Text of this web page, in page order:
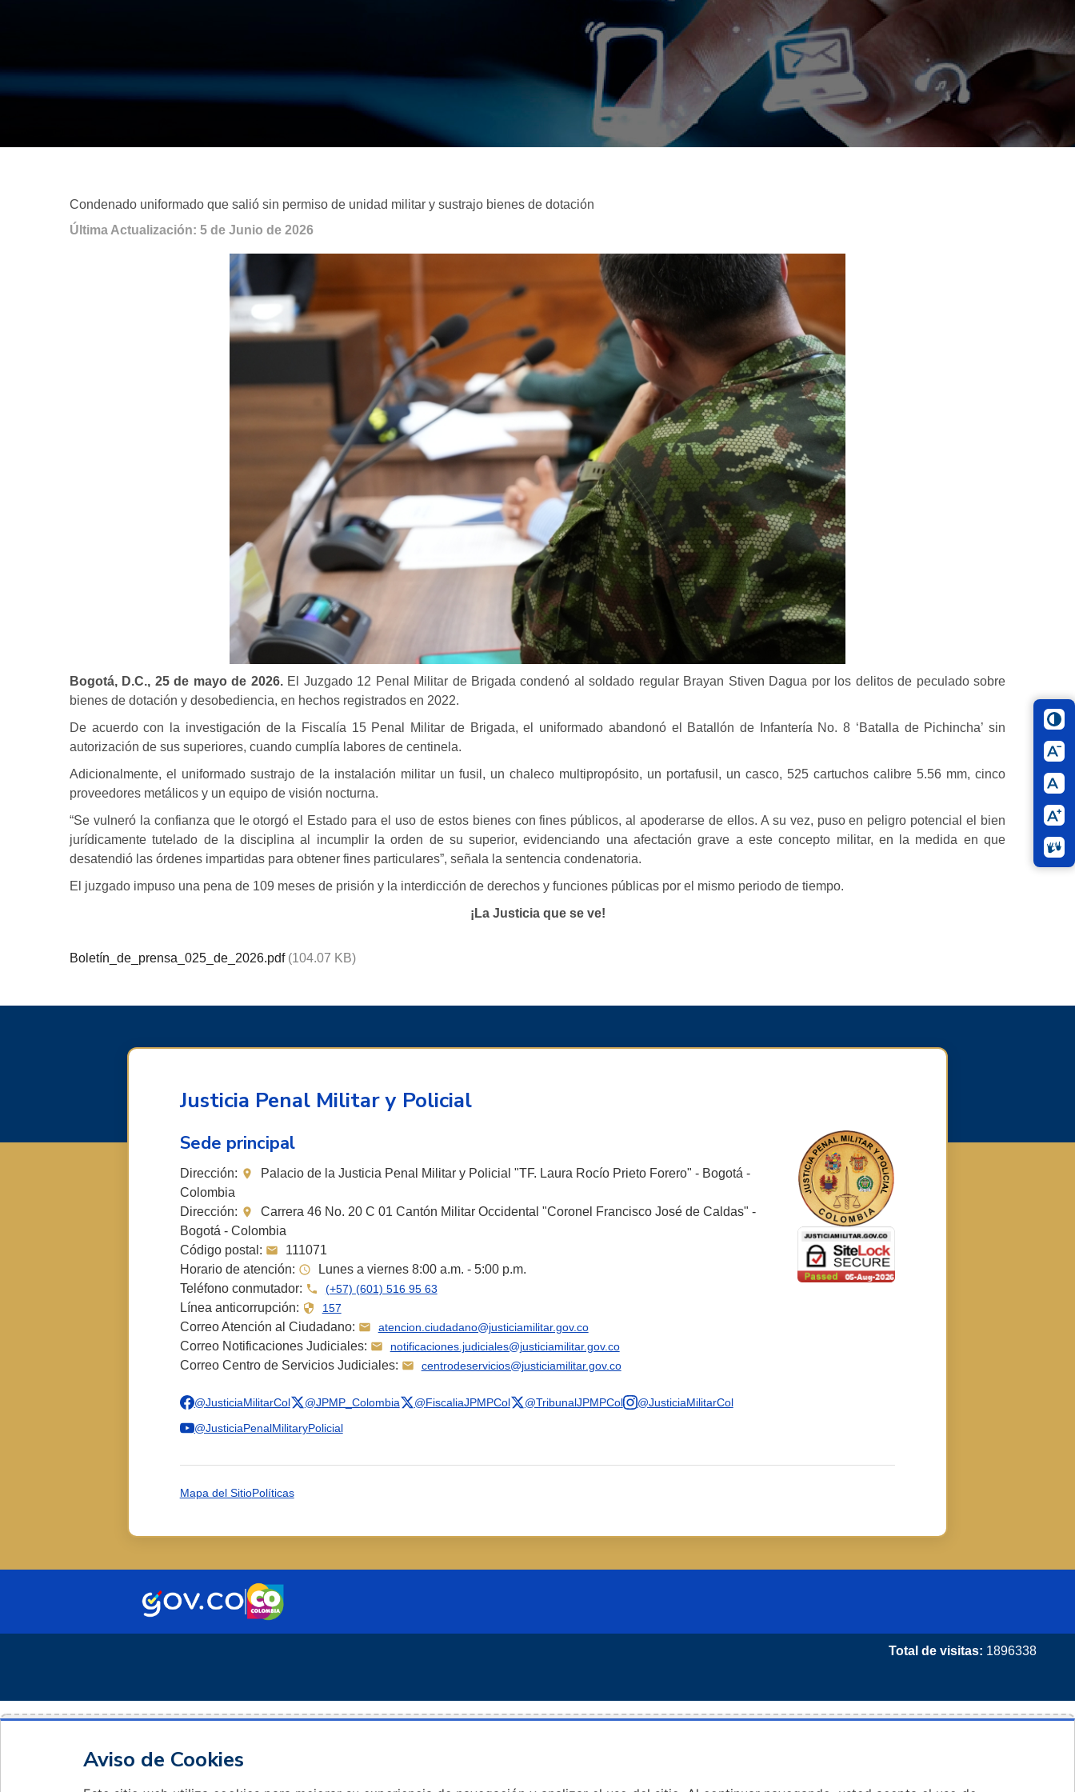
Condenado uniformado que salió sin permiso de unidad militar y sustrajo bienes de dotación
Última Actualización: 5 de Junio de 2026
Bogotá, D.C., 25 de mayo de 2026. El Juzgado 12 Penal Militar de Brigada condenó al soldado regular Brayan Stiven Dagua por los delitos de peculado sobre
bienes de dotación y desobediencia, en hechos registrados en 2022.
De acuerdo con la investigación de la Fiscalía 15 Penal Militar de Brigada, el uniformado abandonó el Batallón de Infantería No. 8 ‘Batalla de Pichincha’ sin
autorización de sus superiores, cuando cumplía labores de centinela.
Adicionalmente, el uniformado sustrajo de la instalación militar un fusil, un chaleco multipropósito, un portafusil, un casco, 525 cartuchos calibre 5.56 mm, cinco
proveedores metálicos y un equipo de visión nocturna.
“Se vulneró la confianza que le otorgó el Estado para el uso de estos bienes con fines públicos, al apoderarse de ellos. A su vez, puso en peligro potencial el bien
jurídicamente tutelado de la disciplina al incumplir la orden de su superior, evidenciando una afectación grave a este concepto militar, en la medida en que
desatendió las órdenes impartidas para obtener fines particulares”, señala la sentencia condenatoria.
El juzgado impuso una pena de 109 meses de prisión y la interdicción de derechos y funciones públicas por el mismo periodo de tiempo.
¡La Justicia que se ve!
Boletín_de_prensa_025_de_2026.pdf (104.07 KB)
Aviso de Cookies
Justicia Penal Militar y Policial
Sede principal
Dirección:
Palacio de la Justicia Penal Militar y Policial "TF. Laura Rocío Prieto Forero" - Bogotá -
Colombia
Dirección:
Carrera 46 No. 20 C 01 Cantón Militar Occidental "Coronel Francisco José de Caldas" -
Bogotá - Colombia
Código postal:
111071
Horario de atención:
Lunes a viernes 8:00 a.m. - 5:00 p.m.
Teléfono conmutador:
(+57) (601) 516 95 63
Línea anticorrupción: 157
Correo Atención al Ciudadano: atencion.ciudadano@justiciamilitar.gov.co
Correo Notificaciones Judiciales: notificaciones.judiciales@justiciamilitar.gov.co
Correo Centro de Servicios Judiciales: centrodeservicios@justiciamilitar.gov.co
@JusticiaMilitarCol @JPMP_Colombia @FiscaliaJPMPCol @TribunalJPMPCol
@JusticiaMilitarCol
@JusticiaPenalMilitaryPolicial
Mapa del SitioPolíticas
Total de visitas: 1896338